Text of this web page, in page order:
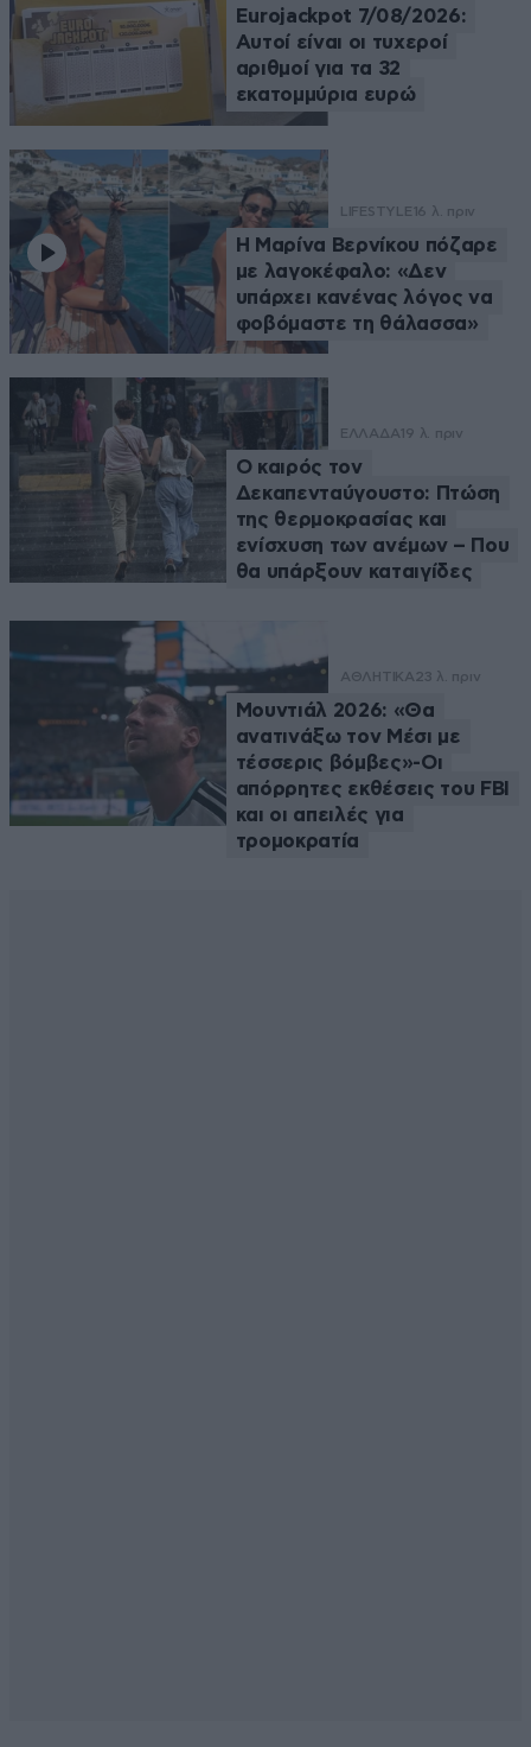
Eurojackpot 7/08/2026:
Αυτοί είναι οι τυχεροί
αριθμοί για τα 32
εκατομμύρια ευρώ
LIFESTYLE 16 λ. πριν
Η Μαρίνα Βερνίκου πόζαρε
με λαγοκέφαλο: «Δεν
υπάρχει κανένας λόγος να
φοβόμαστε τη θάλασσα»
ΕΛΛΑΔΑ 19 λ. πριν
Ο καιρός τον
Δεκαπενταύγουστο: Πτώση
της θερμοκρασίας και
ενίσχυση των ανέμων – Που
θα υπάρξουν καταιγίδες
ΑΘΛΗΤΙΚΑ23 λ. πριν
Μουντιάλ 2026: «Θα
ανατινάξω τον Μέσι με
τέσσερις βόμβες»-Οι
απόρρητες εκθέσεις του FBI
και οι απειλές για
τρομοκρατία